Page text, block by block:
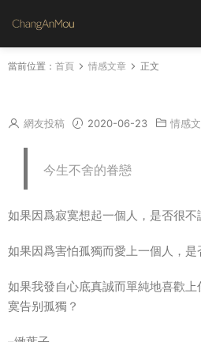
當前位置： 首頁 情感文章 正文
網友投稿 2020-06-23 情感
今生不舍的眷戀
如果因爲寂寞想起一個人，是否很不
如果因爲害怕孤獨而愛上一個人，是
如果我發自心底真誠而單純地喜歡
寞告别孤獨？